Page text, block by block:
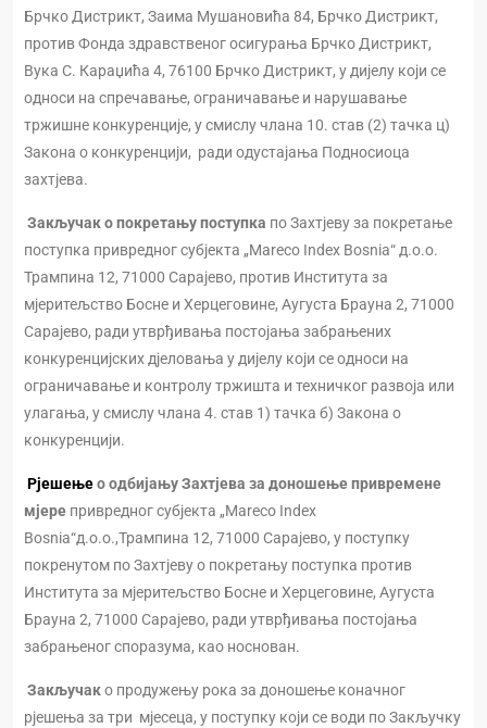
Брчко Дистрикт, Заима Мушановића 84, Брчко Дистрикт,
против Фонда здравственог осигурања Брчко Дистрикт,
Вука С. Караџића 4, 76100 Брчко Дистрикт, у дијелу који се
односи на спречавање, ограничавање и нарушавање
тржишне конкуренције, у смислу члана 10. став (2) тачка ц)
Закона о конкуренцији, ради одустајања Подносиоца
захтјева.
Закључак о покретању поступка по Захтјеву за покретање
поступка привредног субјекта „Mareco Index Bosnia“ д.о.о.
Трампина 12, 71000 Сарајево, против Института за
мјеритељство Босне и Херцеговине, Аугуста Брауна 2, 71000
Сарајево, ради утврђивања постојања забрањених
конкуренцијских дјеловања у дијелу који се односи на
ограничавање и контролу тржишта и техничког развоја или
улагања, у смислу члана 4. став 1) тачка б) Закона о
конкуренцији.
Рјешењео одбијању Захтјева за доношење привремене
мјере привредног субјекта „Mareco Index
Bosnia“д.о.о.,Трампина 12, 71000 Сарајево, у поступку
покренутом по Захтјеву о покретању поступка против
Института за мјеритељство Босне и Херцеговине, Аугуста
Брауна 2, 71000 Сарајево, ради утврђивања постојања
забрањеног споразума, као носнован.
Закључако продужењу рока за доношење коначног
рјешења за три мјесеца, у поступку који се води по Закључку